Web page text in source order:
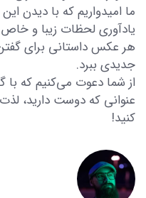
ما امیدواریم که با دیدن
یادآوری لحظات زیبا و خاص
هر عکس داستانی برای گفتن
جدیدی ببرد.
از شما دعوت می‌کنیم که با
عنوانی که دوست دارید،
کنید!